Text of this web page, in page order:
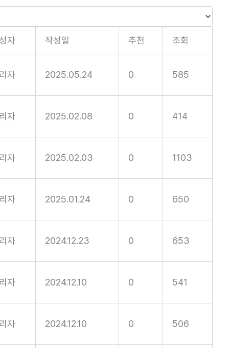
자 작성일 추천 조회
자 2025.05.24 0 585
자 2025.02.08 0 414
자 2025.02.03 0 1103
자 2025.01.24 0 650
자 2024.12.23 0 653
자 2024.12.10 0 541
자 2024.12.10 0 506